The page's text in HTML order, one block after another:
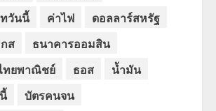
วันนี้
ค่าไฟ
ดอลลาร์สหรัฐ
ส
ธนาคารออมสิน
ทยพาณิชย์
ธอส
น้ำมัน
บัตรคนจน